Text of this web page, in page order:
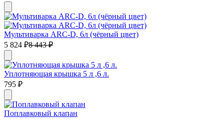
Мультиварка ARC-D, 6л (чёрный цвет)
5 824 ₽8 443₽
Уплотняющая крышка 5 л ,6 л.
795 ₽
Поплавковый клапан